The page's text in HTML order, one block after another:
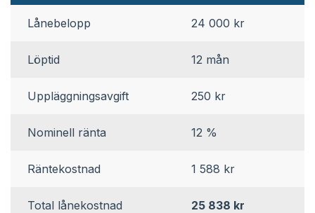
Lånebelopp 24 000 kr
Löptid 12 mån
Uppläggningsavgift 250 kr
Nominell ränta 12 %
Räntekostnad 1 588 kr
Total lånekostnad 25 838 kr